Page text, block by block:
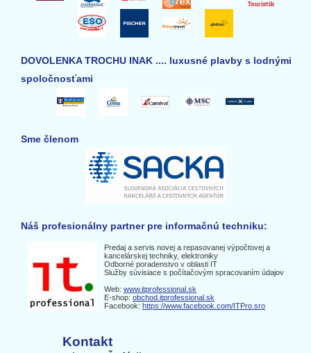
DOVOLENKA TROCHU INAK .... luxusné plavby s lodnými
spoločnosťami
Sme členom
Náš profesionálny partner pre informačnú techniku:
Predaj a servis novej a repasovanej výpočtovej a
kancelárskej techniky, elektroniky
Odborné poradenstvo v oblasti IT
Služby súvisiace s počítačovým spracovaním údajov
Web: www.itprofessional.sk
E-shop: obchod.itprofessional.sk
Facebook: https://www.facebook.com/ITPro.sro
Kontakt